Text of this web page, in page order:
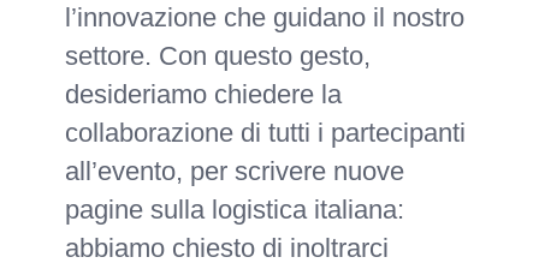
l’innovazione che guidano il nostro
settore. Con questo gesto,
desideriamo chiedere la
collaborazione di tutti i partecipanti
all’evento, per scrivere nuove
pagine sulla logistica italiana:
abbiamo chiesto di inoltrarci